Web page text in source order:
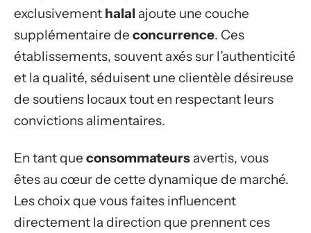
exclusivement halal ajoute une couche
supplémentaire de concurrence. Ces
établissements, souvent axés sur l’authenticité
et la qualité, séduisent une clientèle désireuse
de soutiens locaux tout en respectant leurs
convictions alimentaires.
En tant que consommateurs avertis, vous
êtes au cœur de cette dynamique de marché.
Les choix que vous faites influencent
directement la direction que prennent ces